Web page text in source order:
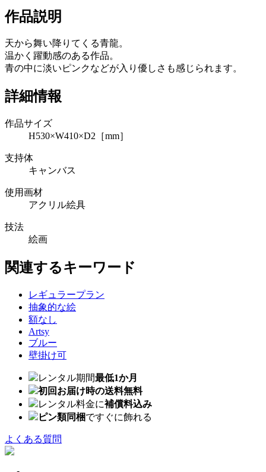
作品説明
天から舞い降りてくる青龍。
温かく躍動感のある作品。
青の中に淡いピンクなどが入り優しさも感じられます。
詳細情報
作品サイズ
H530×W410×D2［mm］
支持体
キャンバス
使用画材
アクリル絵具
技法
絵画
関連するキーワード
レギュラープラン
抽象的な絵
額なし
Artsy
ブルー
壁掛け可
レンタル期間最低1か月
初回お届け時の送料無料
レンタル料金に補償料込み
ピン類同梱ですぐに飾れる
よくある質問